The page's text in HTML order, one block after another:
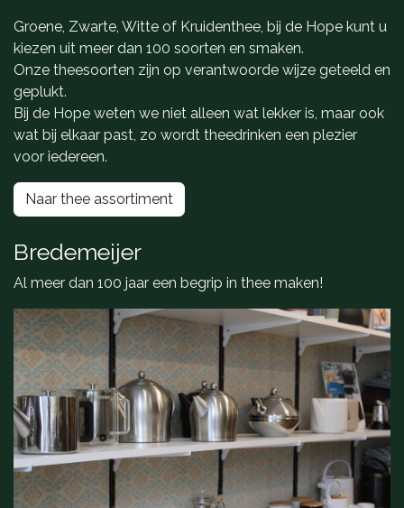
Groene, Zwarte, Witte of Kruidenthee, bij de Hope kunt u
kiezen uit meer dan 100 soorten en smaken.
Onze theesoorten zijn op verantwoorde wijze geteeld en
geplukt.
Bij de Hope weten we niet alleen wat lekker is, maar ook
wat bij elkaar past, zo wordt theedrinken een plezier
voor iedereen.
Naar thee assortiment
Bredemeijer
Al meer dan 100 jaar een begrip in thee maken!